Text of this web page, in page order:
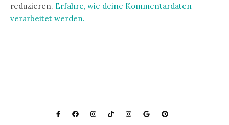
reduzieren. Erfahre, wie deine Kommentardaten
verarbeitet werden.